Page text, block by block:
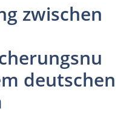
zwischen
deutschen